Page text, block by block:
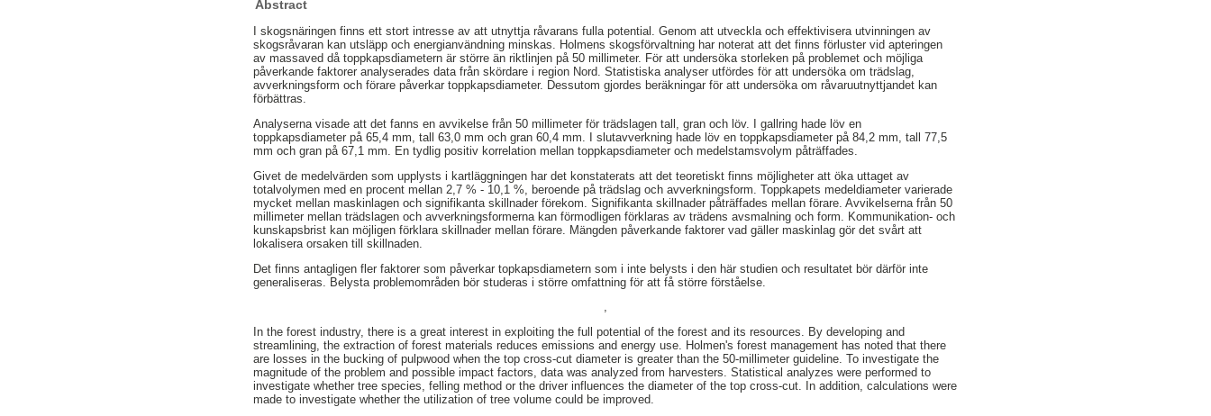
Abstract
I skogsnäringen finns ett stort intresse av att utnyttja råvarans fulla potential. Genom att utveckla och effektivisera utvinningen av
skogsråvaran kan utsläpp och energianvändning minskas. Holmens skogsförvaltning har noterat att det finns förluster vid apteringen
av massaved då toppkapsdiametern är större än riktlinjen på 50 millimeter. För att undersöka storleken på problemet och möjliga
påverkande faktorer analyserades data från skördare i region Nord. Statistiska analyser utfördes för att undersöka om trädslag,
avverkningsform och förare påverkar toppkapsdiameter. Dessutom gjordes beräkningar för att undersöka om råvaruutnyttjandet kan
förbättras.
Analyserna visade att det fanns en avvikelse från 50 millimeter för trädslagen tall, gran och löv. I gallring hade löv en
toppkapsdiameter på 65,4 mm, tall 63,0 mm och gran 60,4 mm. I slutavverkning hade löv en toppkapsdiameter på 84,2 mm, tall 77,5
mm och gran på 67,1 mm. En tydlig positiv korrelation mellan toppkapsdiameter och medelstamsvolym påträffades.
Givet de medelvärden som upplysts i kartläggningen har det konstaterats att det teoretiskt finns möjligheter att öka uttaget av
totalvolymen med en procent mellan 2,7 % - 10,1 %, beroende på trädslag och avverkningsform. Toppkapets medeldiameter varierade
mycket mellan maskinlagen och signifikanta skillnader förekom. Signifikanta skillnader påträffades mellan förare. Avvikelserna från 50
millimeter mellan trädslagen och avverkningsformerna kan förmodligen förklaras av trädens avsmalning och form. Kommunikation- och
kunskapsbrist kan möjligen förklara skillnader mellan förare. Mängden påverkande faktorer vad gäller maskinlag gör det svårt att
lokalisera orsaken till skillnaden.
Det finns antagligen fler faktorer som påverkar topkapsdiametern som i inte belysts i den här studien och resultatet bör därför inte
generaliseras. Belysta problemområden bör studeras i större omfattning för att få större förståelse.
,
In the forest industry, there is a great interest in exploiting the full potential of the forest and its resources. By developing and
streamlining, the extraction of forest materials reduces emissions and energy use. Holmen's forest management has noted that there
are losses in the bucking of pulpwood when the top cross-cut diameter is greater than the 50-millimeter guideline. To investigate the
magnitude of the problem and possible impact factors, data was analyzed from harvesters. Statistical analyzes were performed to
investigate whether tree species, felling method or the driver influences the diameter of the top cross-cut. In addition, calculations were
made to investigate whether the utilization of tree volume could be improved.